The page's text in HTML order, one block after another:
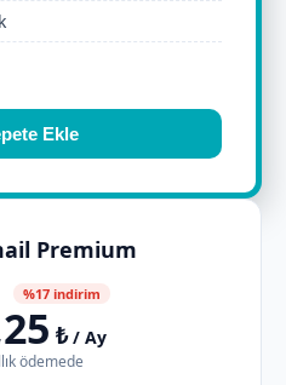
Ekle
Premium
%17 indirim
₺/ Ay
ödemede